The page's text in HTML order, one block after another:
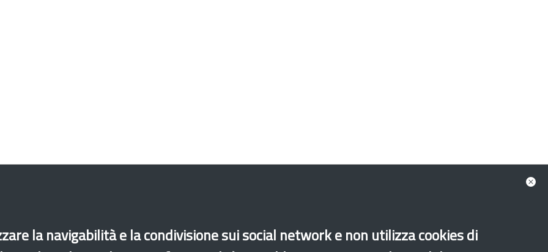
la navigabilità e la condivisione sui social network e non utilizza cookies di